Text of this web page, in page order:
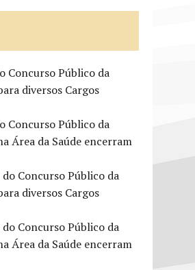
Concurso Público da
diversos Cargos
Concurso Público da
Área da Saúde encerram
Concurso Público da
diversos Cargos
Concurso Público da
Área da Saúde encerram